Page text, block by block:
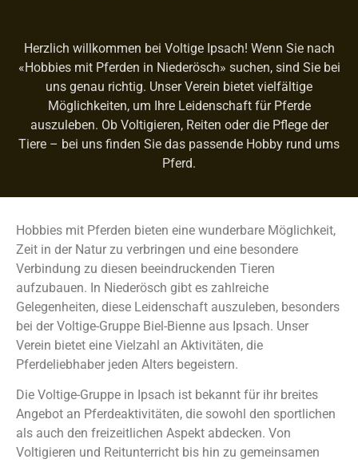
Herzlich willkommen bei Voltige Ipsach! Wenn Sie nach
«Hobbies mit Pferden in Niederösch» suchen, sind Sie bei
uns genau richtig. Unser Verein bietet vielfältige
Möglichkeiten, um Ihre Leidenschaft für Pferde
auszuleben. Ob Voltigieren, Reiten oder die Pflege der
Tiere – bei uns finden Sie das passende Hobby rund ums
Pferd.
Hobbies mit Pferden bieten eine wunderbare Möglichkeit,
Zeit in der Natur zu verbringen und eine besondere
Verbindung zu diesen beeindruckenden Tieren
aufzubauen. In Niederösch gibt es zahlreiche
Gelegenheiten, diese Leidenschaft auszuleben, besonders
bei der Voltige-Gruppe Biel-Bienne aus Ipsach. Unser
Verein bietet eine Vielzahl an Aktivitäten, die
Pferdeliebhaber jeden Alters begeistern.
Die Voltige-Gruppe in Ipsach ist bekannt für ihr breites
Angebot an Pferdeaktivitäten, die sowohl den sportlichen
als auch den freizeitlichen Aspekt abdecken. Von
Voltigieren und Reitunterricht bis hin zu gemeinsamen